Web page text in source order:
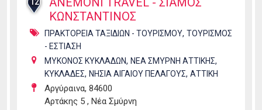
ΚΩΝΣΤΑΝΤΙΝΟΣ
ΠΡΑΚΤΟΡΕΙΑ ΤΑΞΙΔΙΩΝ - ΤΟΥΡΙΣΜΟΥ, ΤΟΥΡΙΣΜΟΣ
- ΕΣΤΙΑΣΗ
ΜΥΚΟΝΟΣ ΚΥΚΛΑΔΩΝ, ΝΕΑ ΣΜΥΡΝΗ ΑΤΤΙΚΗΣ,
ΚΥΚΛΑΔΕΣ, ΝΗΣΙΑ ΑΙΓΑΙΟΥ ΠΕΛΑΓΟΥΣ, ΑΤΤΙΚΗ
Αργύραινα, 84600
Αρτάκης 5 , Νέα Σμύρνη